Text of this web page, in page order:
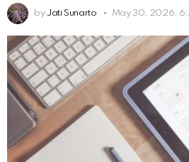
by Jati Sunarto May 30, 2026,